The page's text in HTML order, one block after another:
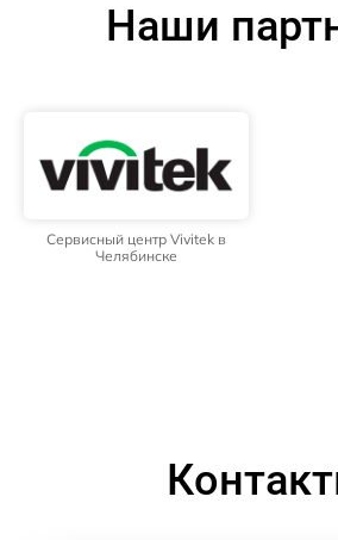
Наши
Сервисный центр Vivitek в
Челябинске